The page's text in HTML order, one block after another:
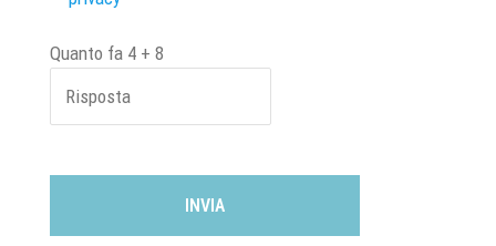
Quanto fa 4 + 8